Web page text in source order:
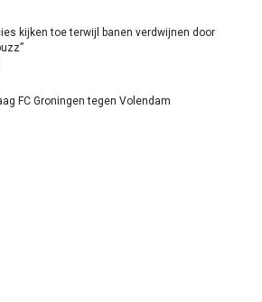
kijken toe terwijl banen verdwijnen door
FC Groningen tegen Volendam